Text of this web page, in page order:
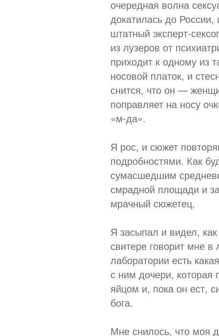
очередная волна
докатилась до
штатный эксперт-
из лузеров от
приходит к одному из
носовой платок, и
снится, что он —
поправляет на носу
«м-да».
Я рос, и сюжет
подробностями. Как
сумасшедшим
смрадной площади и
мрачный сюжетец.
Я засыпал и видел,
свитере говорит мне
лаборатории есть
с ним дочери,
яйцом и, пока он ест,
бога.
Мне снилось, что моя